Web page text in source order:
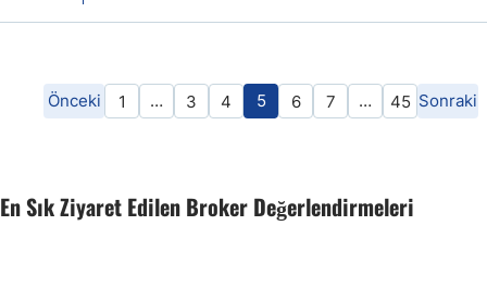
Önceki 1 … 3 4 5 6 7 … 45 Sonraki
En Sık Ziyaret Edilen Broker Değerlendirmeleri